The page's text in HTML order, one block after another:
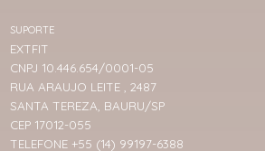
SUPORTE
EXTFIT
CNPJ 10.446.654/0001-05
RUA ARAUJO LEITE , 2487
SANTA TEREZA, BAURU/SP
CEP 17012-055
TELEFONE +55 (14) 99197-6388